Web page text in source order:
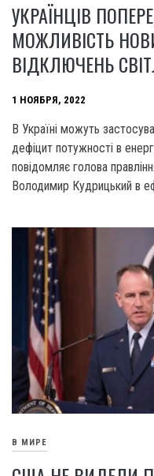
УКРАЇНЦІВ
МОЖЛИВІСТЬ
ВІДКЛЮЧЕНЬ
1 НОЯБРЯ, 2022
В Україні можуть
дефіцит потужності в
повідомляє голова
Володимир Кудрицький в
В МИРЕ